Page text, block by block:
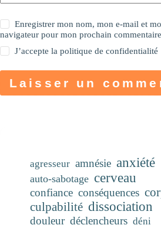
Enregistrer mon nom, mon e-mail et
navigateur pour mon prochain
J’accepte lapolitique de confidentialité
Laisser un
agresseur amnésie anxiété
auto-sabotage cerveau
confiance conséquences
culpabilité dissociation
douleur déclencheurs déni